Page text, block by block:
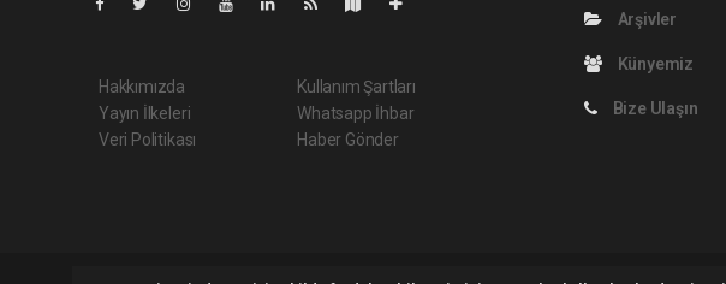
Hakkımızda
Yayın İlkeleri
Veri Politikası
Kullanım Şartları
Whatsapp İhbar
Haber Gönder
Arşivler
Künyemiz
Bize Ulaşın